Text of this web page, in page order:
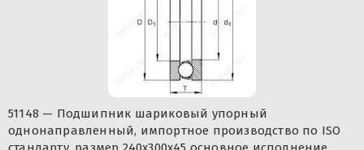
51148 — Подшипник шариковый упорный
однонаправленный, импортное производство по ISO